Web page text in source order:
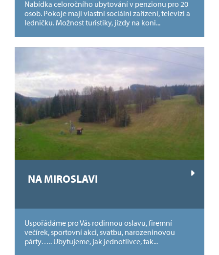
Nabídka celoročního ubytování v penzionu pro 20
osob. Pokoje mají vlastní sociální zařízení, televizi a
ledničku. Možnost turistiky, jízdy na koni...
NA MIROSLAVI
Uspořádáme pro Vás rodinnou oslavu, firemní
večírek, sportovní akci, svatbu, narozeninovou
párty….. Ubytujeme, jak jednotlivce, tak...